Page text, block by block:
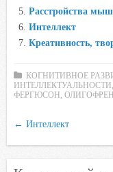
k
p
Расстройства
Интеллект
Креативность,
КОГНИТИВНОЕ
ИНТЕЛЛЕКТУАЛЬНОСТИ
ФЕРГЮСОН
← Интеллект